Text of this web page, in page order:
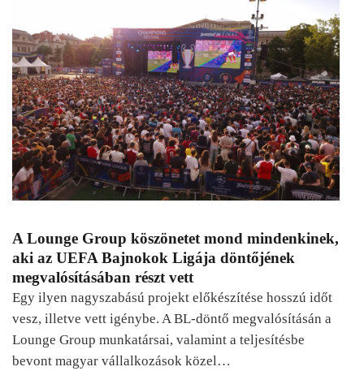
A Lounge Group köszönetet mond mindenkinek,
aki az UEFA Bajnokok Ligája döntőjének
megvalósításában részt vett
Egy ilyen nagyszabású projekt előkészítése hosszú időt
vesz, illetve vett igénybe. A BL-döntő megvalósításán a
Lounge Group munkatársai, valamint a teljesítésbe
bevont magyar vállalkozások közel…